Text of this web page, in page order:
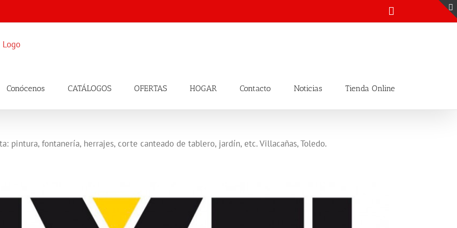
Conócenos CATÁLOGOS OFERTAS HOGAR Contacto Noticias Tienda Online
pintura, fontanería, herrajes, corte canteado de tablero, jardín, etc. Villacañas, Toledo.